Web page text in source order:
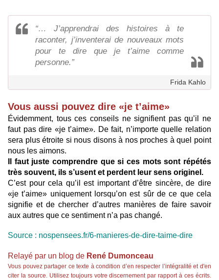
“… J’apprendrai des histoires à te
raconter, j’inventerai de nouveaux mots
pour te dire que je t’aime comme
personne.”
Frida Kahlo
Vous aussi pouvez dire «je t’aime»
Évidemment, tous ces conseils ne signifient pas qu’il ne
faut pas dire «je t’aime». De fait, n’importe quelle relation
sera plus étroite si nous disons à nos proches à quel point
nous les aimons.
Il faut juste comprendre que si ces mots sont répétés
très souvent, ils s’usent et perdent leur sens originel.
C’est pour cela qu’il est important d’être sincère, de dire
«je t’aime» uniquement lorsqu’on est sûr de ce que cela
signifie et de chercher d’autres manières de faire savoir
aux autres que ce sentiment n’a pas changé.
Source : nospensees.fr/6-manieres-de-dire-taime-dire
Relayé par un blog de René Dumonceau
Vous pouvez partager ce texte à condition d’en respecter l’intégralité et d'en
citer la source. Utilisez toujours votre discernement par rapport à ces écrits.